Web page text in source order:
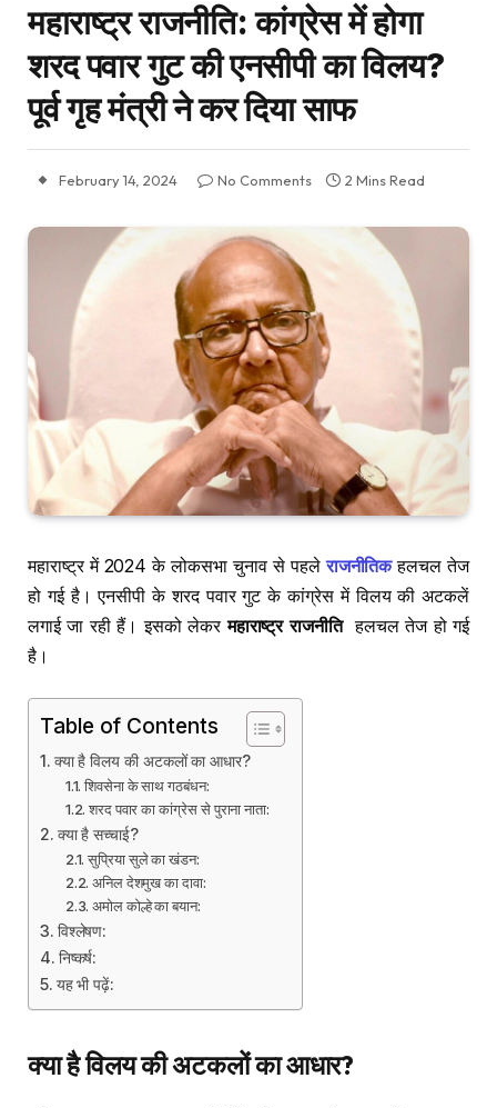
महाराष्ट्र राजनीति: कांग्रेस में होगा
शरद पवार गुट की एनसीपी का विलय?
पूर्व गृह मंत्री ने कर दिया साफ
February 14, 2024 No Comments 2 Mins Read
महाराष्ट्र में 2024 के लोकसभा चुनाव से पहलेराजनीतिक हलचल तेज
हो गई है। एनसीपी के शरद पवार गुट के कांग्रेस में विलय की अटकलें
लगाई जा रही हैं। इसको लेकरमहाराष्ट्र राजनीतिहलचल तेज हो गई
है।
Table of Contents
क्या है विलय की अटकलों का आधार?
शिवसेना के साथ गठबंधन:
शरद पवार का कांग्रेस से पुराना नाता:
क्या है सच्चाई?
सुप्रिया सुले का खंडन:
अनिल देशमुख का दावा:
अमोल कोल्हे का बयान:
विश्लेषण:
निष्कर्ष:
यह भी पढ़ें:
क्याहैविलयकीअटकलोंकाआधार?